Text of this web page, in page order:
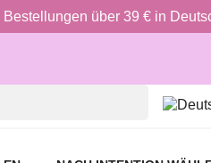
über 39 € in